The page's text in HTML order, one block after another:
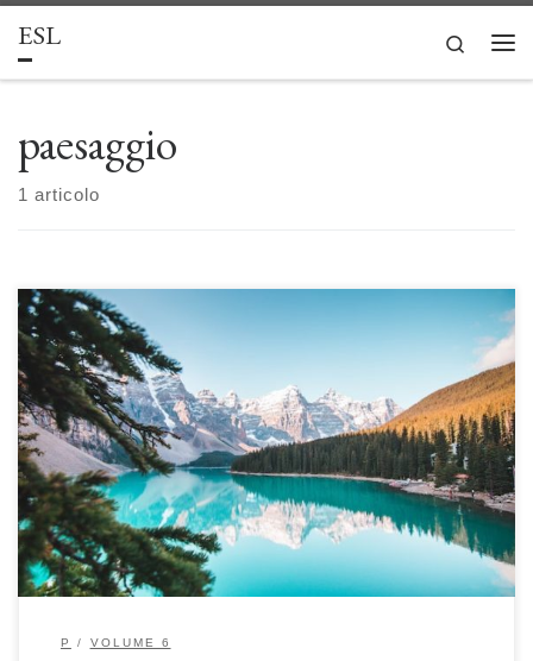
Passa al contenuto
ESL
Search
paesaggio
1 articolo
Il paesaggio naturale: specchio e finestra della società di Enrico Ercole Il
paesaggio naturale, già a partire dall’etimo, rivela una dimensione
sociale. Il secondo paragrafo, dedicato alla prospettiva sociologica,
permette di distinguere i caratteri connotativi del paesaggio naturale, che
si sostanzia in una relazione complessa tra natura e soggetto. Il […]
P VOLUME 6